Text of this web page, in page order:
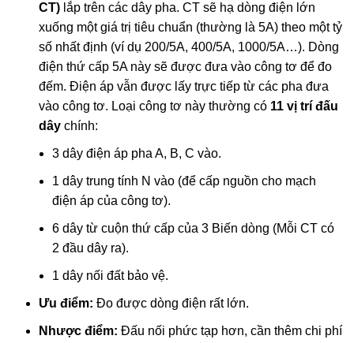
CT) lắp trên các dây pha. CT sẽ hạ dòng điện lớn
xuống một giá trị tiêu chuẩn (thường là 5A) theo một tỷ
số nhất định (ví dụ 200/5A, 400/5A, 1000/5A…). Dòng
điện thứ cấp 5A này sẽ được đưa vào công tơ để đo
đếm. Điện áp vẫn được lấy trực tiếp từ các pha đưa
vào công tơ. Loại công tơ này thường có 11 vị trí đấu
dây chính:
3 dây điện áp pha A, B, C vào.
1 dây trung tính N vào (để cấp nguồn cho mạch
điện áp của công tơ).
6 dây từ cuộn thứ cấp của 3 Biến dòng (Mỗi CT có
2 đầu dây ra).
1 dây nối đất bảo vệ.
Ưu điểm: Đo được dòng điện rất lớn.
Nhược điểm: Đấu nối phức tạp hơn, cần thêm chi phí